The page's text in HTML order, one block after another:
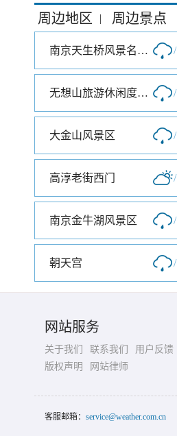
周边地区 | 周边景点
南京天生桥风景名胜区 /
无想山旅游休闲度假区 /
大金山风景区 /
高淳老街西门 /
南京金牛湖风景区 /
朝天宫 /
网站服务
关于我们 联系我们
用户反馈
版权声明
网站律师
客服邮箱： service@weather.com.cn